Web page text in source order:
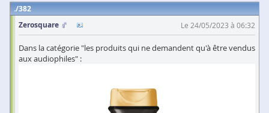
382
Zerosquare
Le 24/05/2023 à 06:32
Dans la catégorie "les produits qui ne demandent qu'à être vendus
aux audiophiles" :